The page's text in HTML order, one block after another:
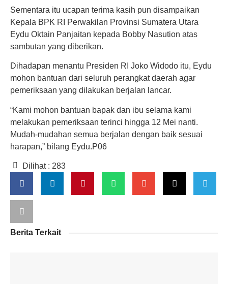
Sementara itu ucapan terima kasih pun disampaikan
Kepala BPK RI Perwakilan Provinsi Sumatera Utara
Eydu Oktain Panjaitan kepada Bobby Nasution atas
sambutan yang diberikan.
Dihadapan menantu Presiden RI Joko Widodo itu, Eydu
mohon bantuan dari seluruh perangkat daerah agar
pemeriksaan yang dilakukan berjalan lancar.
“Kami mohon bantuan bapak dan ibu selama kami
melakukan pemeriksaan terinci hingga 12 Mei nanti.
Mudah-mudahan semua berjalan dengan baik sesuai
harapan,” bilang Eydu.P06
Dilihat : 283
Berita Terkait